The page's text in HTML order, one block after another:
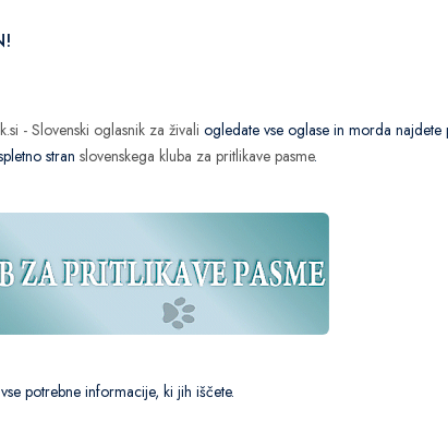
- Slovenski oglasnik za živali ogledate vse oglase in morda
stran slovenskega kluba za pritlikave pasme.
potrebne informacije, ki jih iščete.